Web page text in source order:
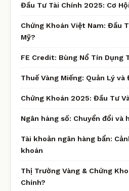
Đầu Tư Tài Chính 2025: Cơ
Chứng Khoán Việt Nam: Đầu
Mỹ?
FE Credit: Bùng Nổ Tín Dụng
Thuế Vàng Miếng: Quản Lý và
Chứng Khoán 2025: Đầu Tư
Ngân hàng số: Chuyển đổi và
Tài khoản ngân hàng bẩn:
khoán
Thị Trường Vàng & Chứng
Chính?